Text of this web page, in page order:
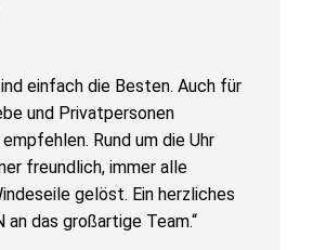
einfach die Besten. Auch für
und Privatpersonen
Rund um die Uhr
freundlich, immer alle
gelöst. Ein herzliches
an das großartige Team.“